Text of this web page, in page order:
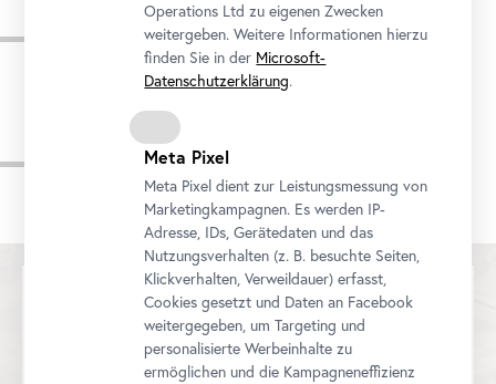
Zur Ausstellung
Videos
We would like to display a YouTube video here. Click
to change your settings
Operations Ltd zu eigenen Zwecken
weitergeben. Weitere Informationen hierzu
finden Sie in der Microsoft-
Datenschutzerklärung.
Meta Pixel
Meta Pixel dient zur Leistungsmessung von
Marketingkampagnen. Es werden IP-
Adresse, IDs, Gerätedaten und das
Nutzungsverhalten (z. B. besuchte Seiten,
Klickverhalten, Verweildauer) erfasst,
Cookies gesetzt und Daten an Facebook
weitergegeben, um Targeting und
personalisierte Werbeinhalte zu
ermöglichen und die Kampagneneffizienz